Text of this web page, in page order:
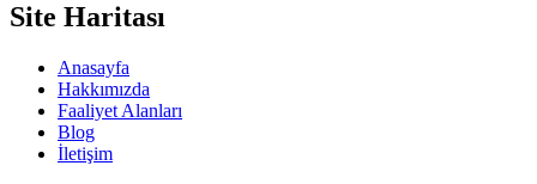
Site Haritası
Anasayfa
Hakkımızda
Faaliyet Alanları
Blog
İletişim